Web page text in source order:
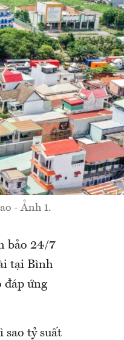
- Ảnh 1.
bảo 24/7
tại Bình
đáp ứng
sao tỷ suất